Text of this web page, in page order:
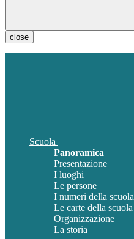
close
Scuola
Panoramica
Presentazione
I luoghi
Le persone
I numeri della scuola
Le carte della scuola
Organizzazione
La storia